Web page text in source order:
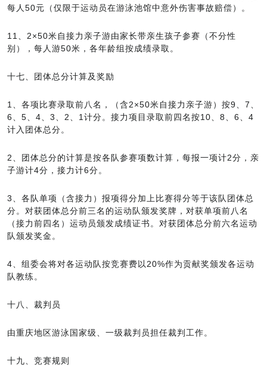
每人50元（仅限于运动员在游泳池馆中意外伤害事故赔偿）。
11、2×50米自接力亲子游由家长带亲生孩子参赛（不分性
别），每人游50米，各年龄组按成绩录取。
十七、团体总分计算及奖励
1、各项比赛录取前八名，（含2×50米自接力亲子游）按9、7、
6、5、4、3、2、1计分。接力项目录取前四名按10、8、6、4
计入团体总分。
2、团体总分的计算是按各队参赛项数计算，每报一项计2分，亲
子游计4分，接力计6分。
3、各队单项（含接力）报项得分加上比赛得分等于该队团体总
分。对获团体总分前三名的运动队颁发奖牌，对获单项前八名
（接力前四名）运动员颁发成绩证书。对获团体总分前六名运动
队颁发奖金。
4、组委会将对各运动队按竞赛费以20%作为贡献奖颁发各运动
队教练。
十八、裁判员
由重庆地区游泳国家级、一级裁判员担任裁判工作。
十九、竞赛规则